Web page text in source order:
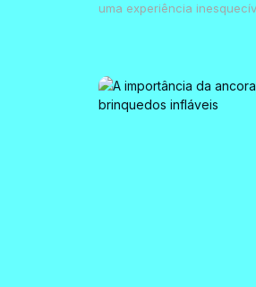
uma experiência